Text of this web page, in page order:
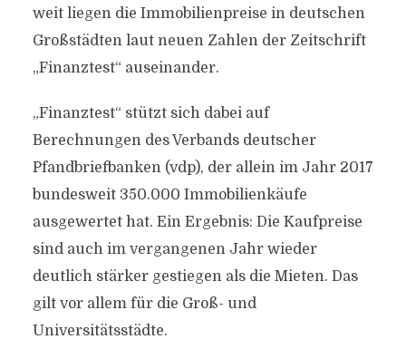
weit liegen die Immobilienpreise in deutschen
Großstädten laut neuen Zahlen der Zeitschrift
„Finanztest“ auseinander.
„Finanztest“ stützt sich dabei auf
Berechnungen des Verbands deutscher
Pfandbriefbanken (vdp), der allein im Jahr 2017
bundesweit 350.000 Immobilienkäufe
ausgewertet hat. Ein Ergebnis: Die Kaufpreise
sind auch im vergangenen Jahr wieder
deutlich stärker gestiegen als die Mieten. Das
gilt vor allem für die Groß- und
Universitätsstädte.